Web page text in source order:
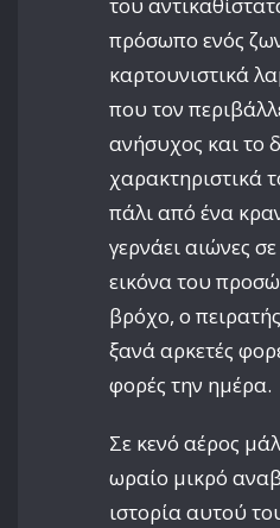
πρόσωπο ενός
καρτουνιστικά
που τον
ανήσυχος και το
χαρακτηριστικά
πάλι από ένα
γερνάει αιώνες
εικόνα του
βρόχο, ο
ξανά αρκετές
φορές την ημέρα.
Σε κενό αέρος
ωραίο μικρό
ιστορία αυτού